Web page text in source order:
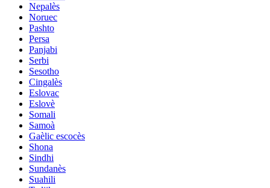
Nepalès
Noruec
Pashto
Persa
Panjabi
Serbi
Sesotho
Cingalès
Eslovac
Eslovè
Somali
Samoà
Gaèlic escocès
Shona
Sindhi
Sundanès
Suahili